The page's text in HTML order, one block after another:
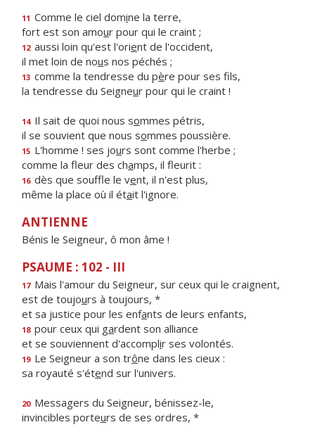
11 Comme le ciel domine la terre,
fort est son amour pour qui le craint ;
12 aussi loin qu'est l'orient de l'occident,
il met loin de nous nos péchés ;
13 comme la tendresse du père pour ses fils,
la tendresse du Seigneur pour qui le craint !
14 Il sait de quoi nous sommes pétris,
il se souvient que nous sommes poussière.
15 L'homme ! ses jours sont comme l'herbe ;
comme la fleur des champs, il fleurit :
16 dès que souffle le vent, il n'est plus,
même la place où il était l'ignore.
ANTIENNE
Bénis le Seigneur, ô mon âme !
PSAUME : 102 - III
17 Mais l'amour du Seigneur, sur ceux qui le craignent,
est de toujours à toujours, *
et sa justice pour les enfants de leurs enfants,
18 pour ceux qui gardent son alliance
et se souviennent d'accomplir ses volontés.
19 Le Seigneur a son trône dans les cieux :
sa royauté s'étend sur l'univers.
20 Messagers du Seigneur, bénissez-le,
invincibles porteurs de ses ordres, *